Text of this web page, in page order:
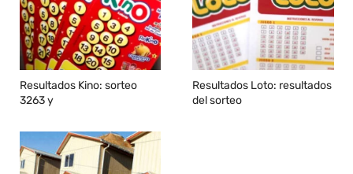
Resultados Kino: sorteo
3263 y
Resultados Loto: resultados
del sorteo